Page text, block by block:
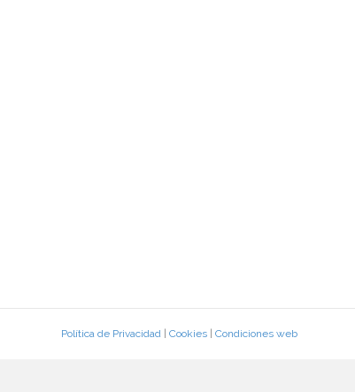
Política de Privacidad| Cookies| Condiciones web